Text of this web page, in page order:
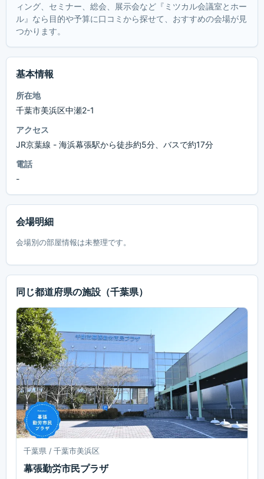
ィング、セミナー、総会、展示会など『ミツカル会議室とホー
ル』なら目的や予算に口コミから探せて、おすすめの会場が見
つかります。
基本情報
所在地
千葉市美浜区中瀬2-1
アクセス
JR京葉線 - 海浜幕張駅から徒歩約5分、バスで約17分
電話
-
会場明細
会場別の部屋情報は未整理です。
同じ都道府県の施設 （千葉県）
千葉県 / 千葉市美浜区
幕張勤労市民プラザ